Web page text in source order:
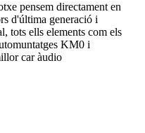
pensem directament en
d'última generació i
tots ells elements com els
KM0 i
car àudio